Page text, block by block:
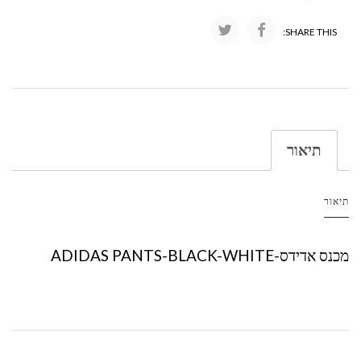
SHARE THIS:
תיאור
תיאור
מכנס אדידס-ADIDAS PANTS-BLACK-WHITE